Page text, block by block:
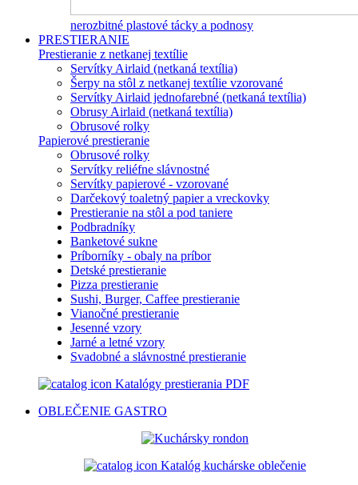
nerozbitné plastové tácky a podnosy
PRESTIERANIE
Prestieranie z netkanej textílie
Servítky Airlaid (netkaná textília)
Šerpy na stôl z netkanej textílie vzorované
Servítky Airlaid jednofarebné (netkaná textília)
Obrusy Airlaid (netkaná textília)
Obrusové rolky
Papierové prestieranie
Obrusové rolky
Servítky reliéfne slávnostné
Servítky papierové - vzorované
Darčekový toaletný papier a vreckovky
Prestieranie na stôl a pod taniere
Podbradníky
Banketové sukne
Príborníky - obaly na príbor
Detské prestieranie
Pizza prestieranie
Sushi, Burger, Caffee prestieranie
Vianočné prestieranie
Jesenné vzory
Jarné a letné vzory
Svadobné a slávnostné prestieranie
Katalógy prestierania PDF
OBLEČENIE GASTRO
Katalóg kuchárske oblečenie